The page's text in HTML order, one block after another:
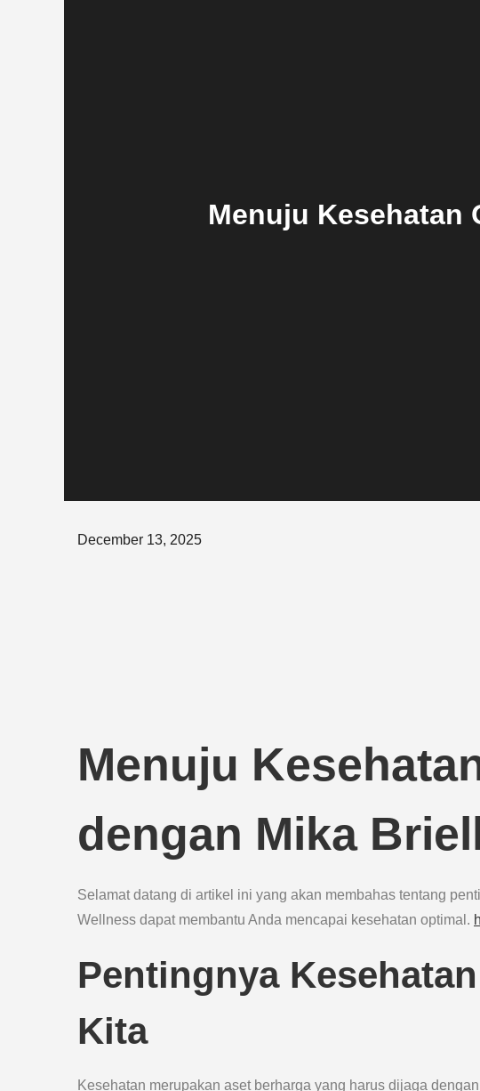
Menuju Kesehatan
Posted
December 13, 2025
Menuju
dengan Mika
Selamat datang di artikel ini yang akan membahas tentang
Wellness dapat membantu Anda mencapai kesehatan optimal.
Pentingnya
Kita
Kesehatan merupakan aset berharga yang harus dijaga